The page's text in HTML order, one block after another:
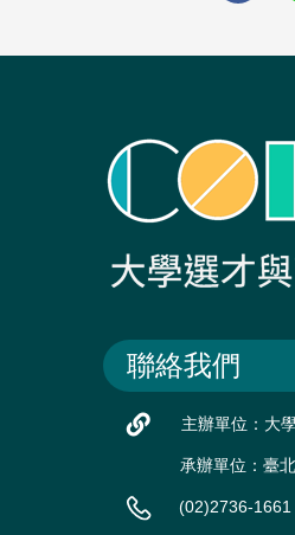
聯絡我們
主辦單位：大
承辦單位：臺
(02)2736-